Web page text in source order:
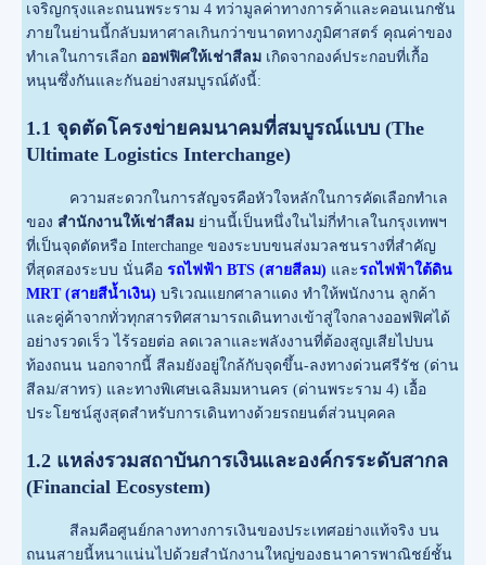
เจริญกรุงและถนนพระราม 4 ทว่ามูลค่าทางการค้าและคอนเนกชัน
ภายในย่านนี้กลับมหาศาลเกินกว่าขนาดทางภูมิศาสตร์ คุณค่าของ
ทำเลในการเลือก ออฟฟิศให้เช่าสีลม เกิดจากองค์ประกอบที่เกื้อ
หนุนซึ่งกันและกันอย่างสมบูรณ์ดังนี้:
1.1 จุดตัดโครงข่ายคมนาคมที่สมบูรณ์แบบ (The
Ultimate Logistics Interchange)
ความสะดวกในการสัญจรคือหัวใจหลักในการคัดเลือกทำเล
ของ สำนักงานให้เช่าสีลม ย่านนี้เป็นหนึ่งในไม่กี่ทำเลในกรุงเทพฯ
ที่เป็นจุดตัดหรือ Interchange ของระบบขนส่งมวลชนรางที่สำคัญ
ที่สุดสองระบบ นั่นคือรถไฟฟ้า BTS (สายสีลม) และรถไฟฟ้าใต้ดิน
MRT (สายสีน้ำเงิน) บริเวณแยกศาลาแดง ทำให้พนักงาน ลูกค้า
และคู่ค้าจากทั่วทุกสารทิศสามารถเดินทางเข้าสู่ใจกลางออฟฟิศได้
อย่างรวดเร็ว ไร้รอยต่อ ลดเวลาและพลังงานที่ต้องสูญเสียไปบน
ท้องถนน นอกจากนี้ สีลมยังอยู่ใกล้กับจุดขึ้น-ลงทางด่วนศรีรัช (ด่าน
สีลม/สาทร) และทางพิเศษเฉลิมมหานคร (ด่านพระราม 4) เอื้อ
ประโยชน์สูงสุดสำหรับการเดินทางด้วยรถยนต์ส่วนบุคคล
1.2 แหล่งรวมสถาบันการเงินและองค์กรระดับสากล
(Financial Ecosystem)
สีลมคือศูนย์กลางทางการเงินของประเทศอย่างแท้จริง บน
ถนนสายนี้หนาแน่นไปด้วยสำนักงานใหญ่ของธนาคารพาณิชย์ชั้น